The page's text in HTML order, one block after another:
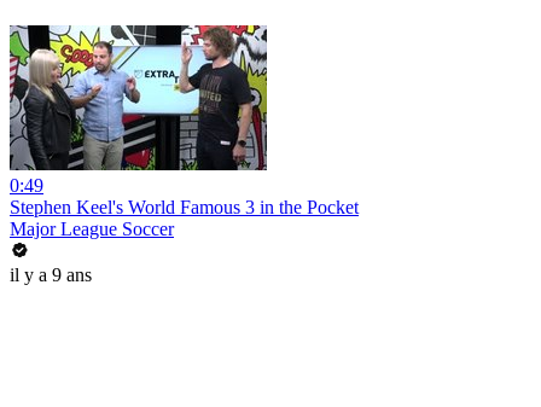
0:49
Stephen Keel's World Famous 3 in the Pocket
Major League Soccer
il y a 9 ans